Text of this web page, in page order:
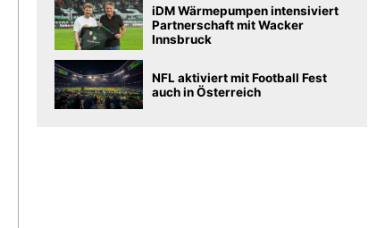
iDM Wärmepumpen intensiviert
Partnerschaft mit Wacker
Innsbruck
NFL aktiviert mit Football Fest
auch in Österreich